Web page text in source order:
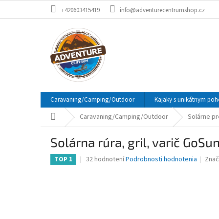
+420603415419 info@adventurecentrumshop.cz
Caravaning/Camping/Outdoor Kajaky s unikátnym
Domov Caravaning/Camping/Outdoor Solárne
Solárna rúra, gril, varič
TOP 1
Priemerné
32 hodnoteníPodrobnosti hodnotenia